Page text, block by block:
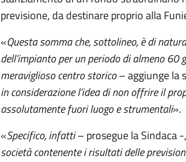
previsione, da destinare proprio alla
«Questa somma che, sottolineo, è di
dell’impianto per un periodo di almeno 60
meraviglioso centro storico– aggiunge la
in considerazione l’idea di non offrire il
assolutamente fuori luogo e strumentali».
«Specifico, infatti– prosegue la Sindaca -,
società contenente i risultati delle